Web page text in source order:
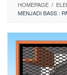
HOMEPAGE /
MENJADI BASS :